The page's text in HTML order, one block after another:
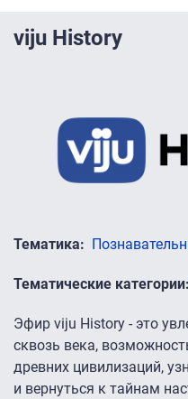
viju History
Тематика
Тематические категории
Эфир viju History - это
сквозь века,
древних цивилизаций,
и вернуться к тайнам